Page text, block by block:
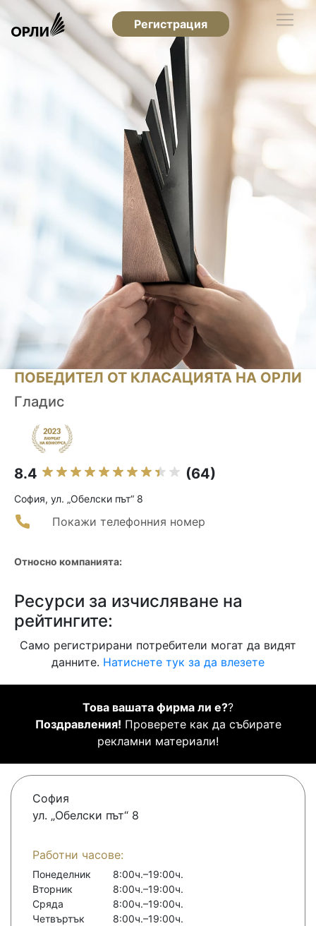
Регистрация
ПОБЕДИТЕЛ ОТ КЛАСАЦИЯТА НА ОРЛИ
Гладис
8.4 (64)
София, ул. „Обелски път“ 8
Покажи телефонния номер
Относно компанията:
Ресурси за изчисляване на
рейтингите:
Само регистрирани потребители могат да видят
данните. Натиснете тук за да влезете
Това вашата фирма ли е??
Поздравления! Проверете как да събирате
рекламни материали!
София
ул. „Обелски път“ 8
Работни часове:
Понеделник
8:00ч.–19:00ч.
Вторник
8:00ч.–19:00ч.
Сряда
8:00ч.–19:00ч.
Четвъртък
8:00ч.–19:00ч.